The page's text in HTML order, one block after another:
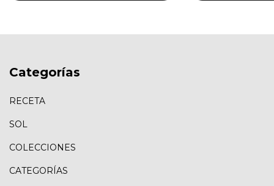
Categorías
RECETA
SOL
COLECCIONES
CATEGORÍAS